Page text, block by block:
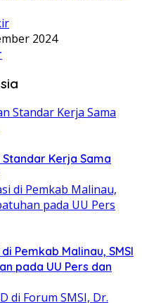
2024
Kerja Sama
Pemkab Malinau, SMSI
pada UU Pers dan